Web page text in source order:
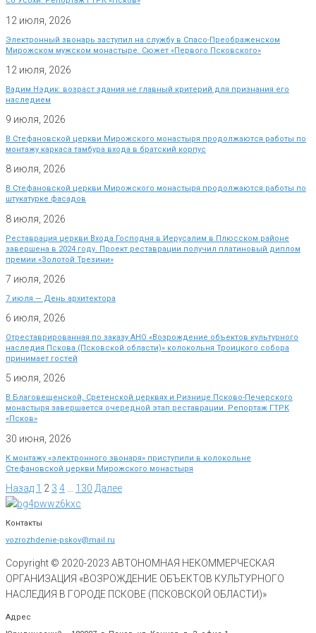
12 июля, 2026
Электронный звонарь заступил на службу в Спасо-Преображенском
Мирожском мужском монастыре. Сюжет «Первого Псковского»
12 июля, 2026
Вадим Нэдик: возраст здания не главный критерий для признания его
наследием
9 июля, 2026
В Стефановской церкви Мирожского монастыря продолжаются работы по
монтажу каркаса тамбура входа в братский корпус
8 июля, 2026
В Стефановской церкви Мирожского монастыря продолжаются работы по
штукатурке фасадов
8 июля, 2026
Реставрация церкви Входа Господня в Иерусалим в Плюсском районе
завершена в 2024 году. Проект реставрации получил платиновый диплом
премии «Золотой Трезини»
7 июля, 2026
7 июля — День архитектора
6 июля, 2026
Отреставрированная по заказу АНО «Возрождение объектов культурного
наследия Пскова (Псковской области)» колокольня Троицкого собора
принимает гостей
5 июля, 2026
В Благовещенской, Сретенской церквях и Ризнице Псково-Печерского
монастыря завершается очередной этап реставрации. Репортаж ГТРК
«Псков»
30 июня, 2026
К монтажу «электронного звонаря» приступили в колокольне
Стефановской церкви Мирожского монастыря
Назад 1 2 3 4 130 Далее
Контакты
vozrozhdenie-pskov@mail.ru
Copyright © 2020-2023 АВТОНОМНАЯ НЕКОММЕРЧЕСКАЯ
ОРГАНИЗАЦИЯ «ВОЗРОЖДЕНИЕ ОБЪЕКТОВ КУЛЬТУРНОГО
НАСЛЕДИЯ В ГОРОДЕ ПСКОВЕ (ПСКОВСКОЙ ОБЛАСТИ)»
Адрес